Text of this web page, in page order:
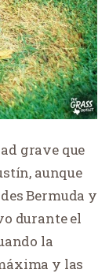
grave que
aunque
Bermuda y
durante el
la
y las